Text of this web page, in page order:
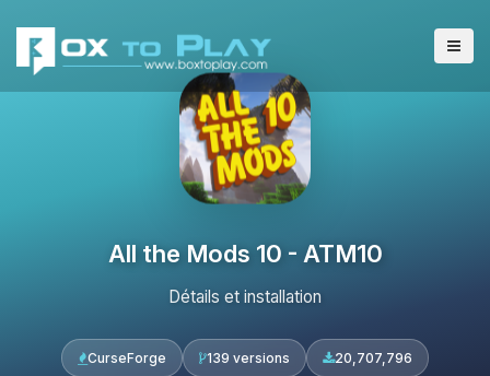
All the Mods 10 - ATM10
Détails et installation
CurseForge 139 versions 20,707,796